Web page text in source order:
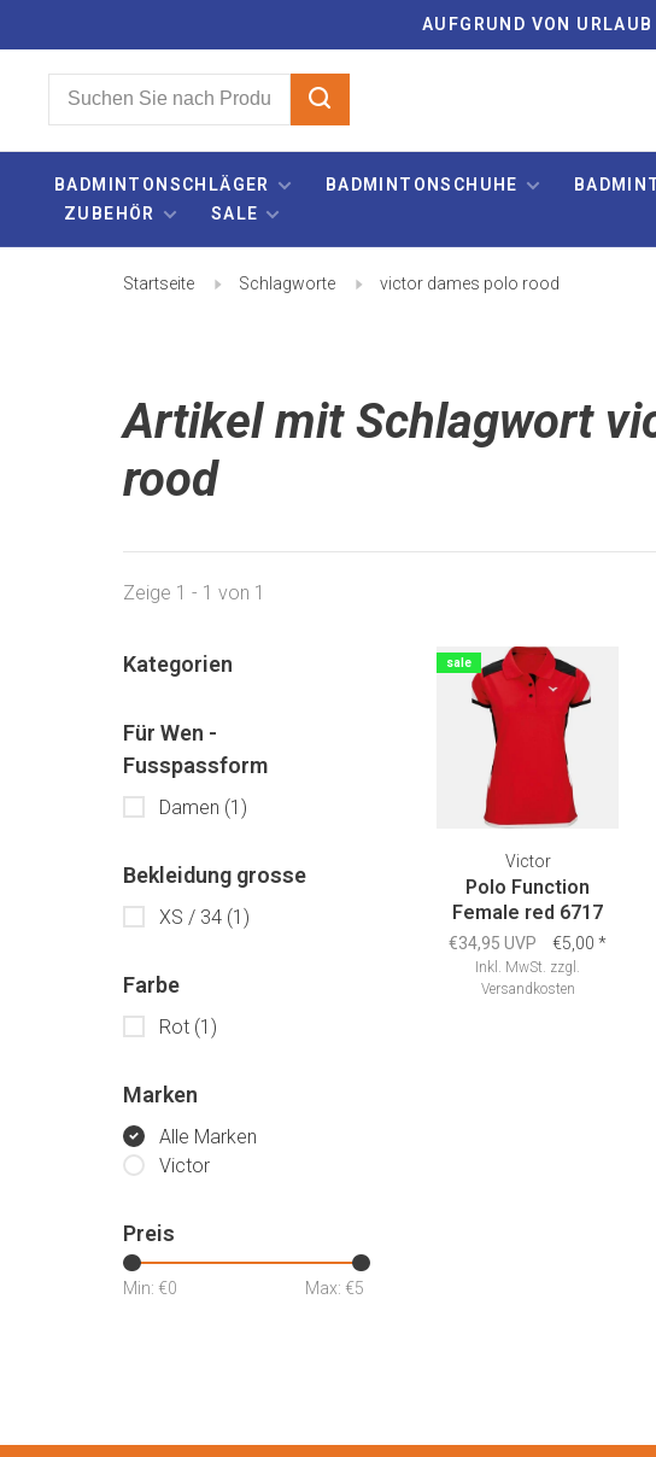
AUFGRUND VON
BADMINTONSCHLÄGER BADMINTONSCHUHE
ZUBEHÖR
SALE
Startseite Schlagworte victor dames polo rood
Artikel mit Schlagwort
rood
Zeige 1 - 1 von 1
Kategorien
Für Wen -
Fusspassform
Damen (1)
Bekleidung grosse
XS / 34 (1)
Farbe
Rot (1)
Marken
Alle Marken
Victor
Preis
Min: €0 Max: €5
sale
Victor
Polo Function
Female red 6717
€34,95 UVP €5,00 *
Inkl. MwSt. zzgl.
Versandkosten